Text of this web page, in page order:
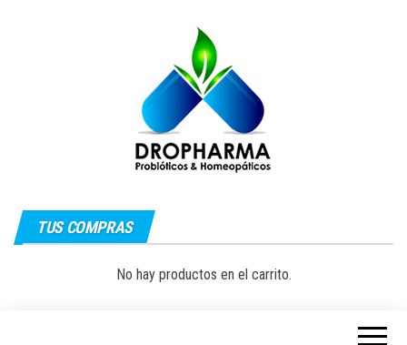
y Natural
Natural|
Guayaquil –
TUS COMPRAS
No hay productos en el carrito.